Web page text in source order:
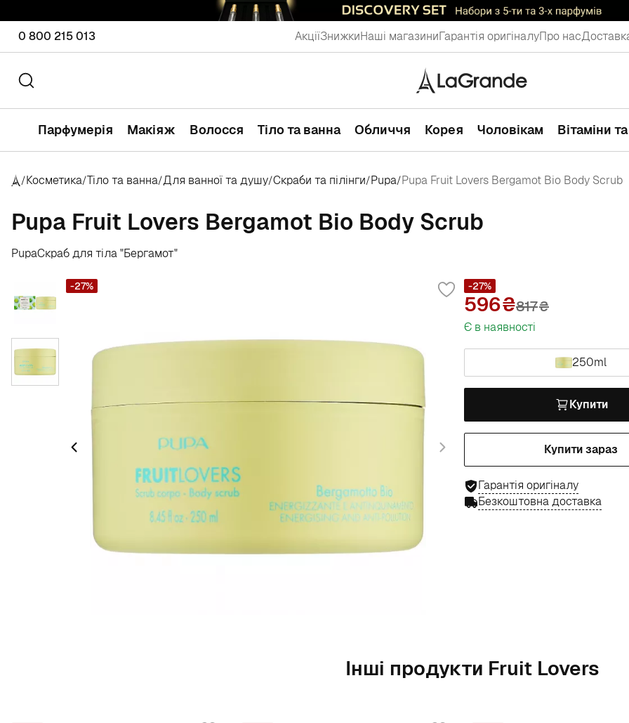
0 800 215 013 АкціїЗнижкиНаші магазиниГарантія оригіналуПро нас
Парфумерія Макіяж Волосся Тіло та ванна Обличчя Корея Чоловікам Вітаміни
/Косметика/Тіло та ванна/Для ванної та душу/Скраби та пілінги/Pupa/Pupa Fruit Lovers Bergamot Bio Body Scrub
Pupa Fruit Lovers Bergamot Bio Body Scrub
PupaСкраб для тіла "Бергамот"
-27% -27%
596 817₴
Є в наявності
250ml
Купити
Купити зараз
Гарантія оригіналу
Безкоштовна доставка
Інші продукти Fruit Lovers